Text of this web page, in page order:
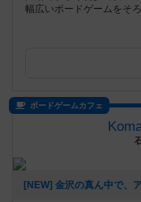
幅広いボードゲームをそ
ボードゲームカフェ